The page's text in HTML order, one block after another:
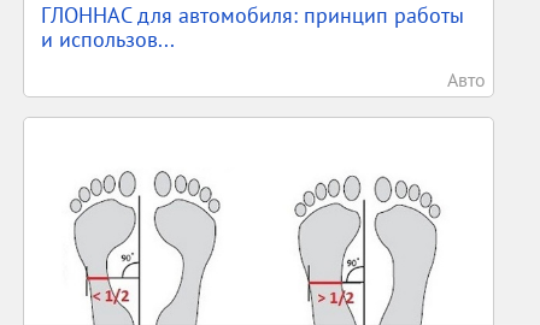
ГЛОННАС для автомобиля: принцип работы
и использов...
Авто